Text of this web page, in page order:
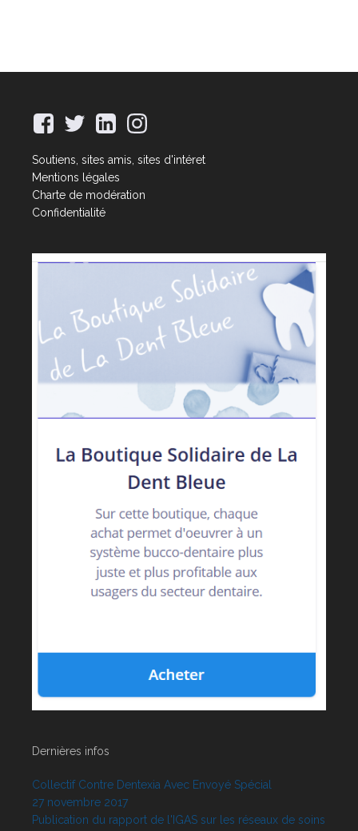
Soutiens, sites amis, sites d'intéret
Mentions légales
Charte de modération
Confidentialité
Dernières infos
Collectif Contre Dentexia Avec Envoyé Spécial
27 novembre 2017
Publication du rapport de l'IGAS sur les réseaux de soins